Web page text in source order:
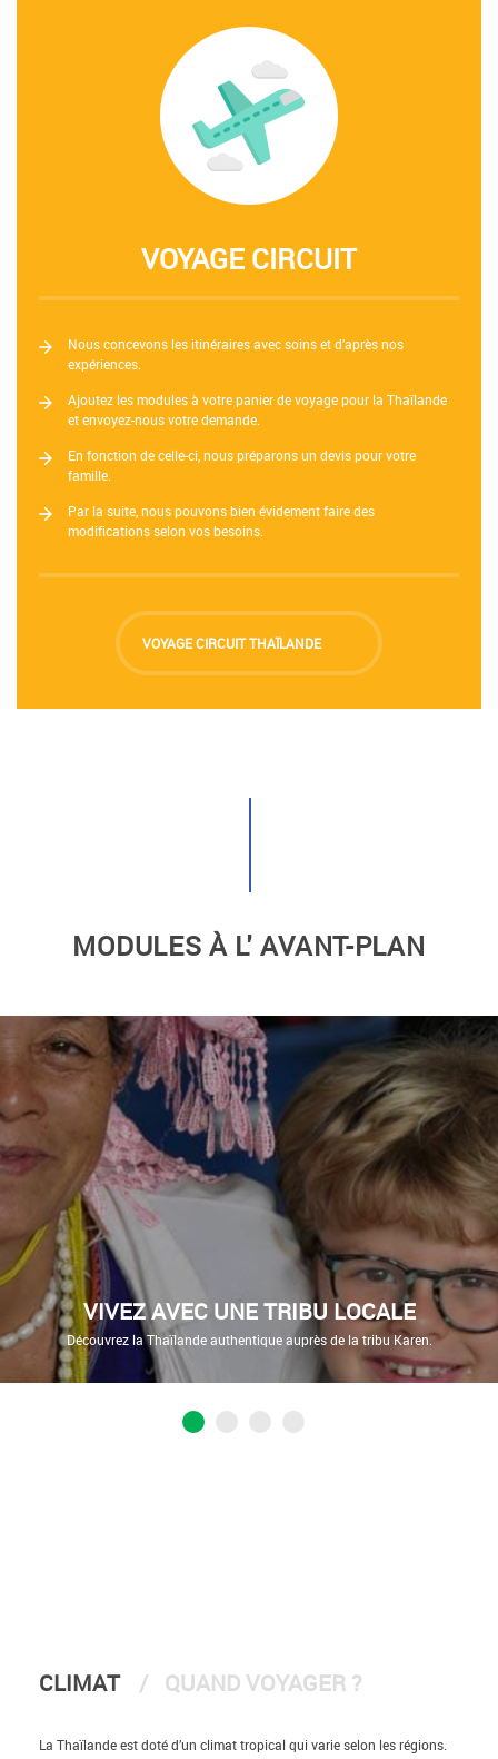
VOYAGE CIRCUIT
Nous concevons les itinéraires avec soins et d’après nos
expériences.
Ajoutez les modules à votre panier de voyage pour la Thaïlande
et envoyez-nous votre demande.
En fonction de celle-ci, nous préparons un devis pour votre
famille.
Par la suite, nous pouvons bien évidement faire des
modifications selon vos besoins.
VOYAGE CIRCUIT THAÏLANDE
MODULES À L' AVANT-PLAN
VIVEZ AVEC UNE TRIBU LOCALE
Découvrez la Thaïlande authentique auprès de la tribu Karen.
CLIMAT QUAND VOYAGER ?
La Thaïlande est doté d’un climat tropical qui varie selon les régions.